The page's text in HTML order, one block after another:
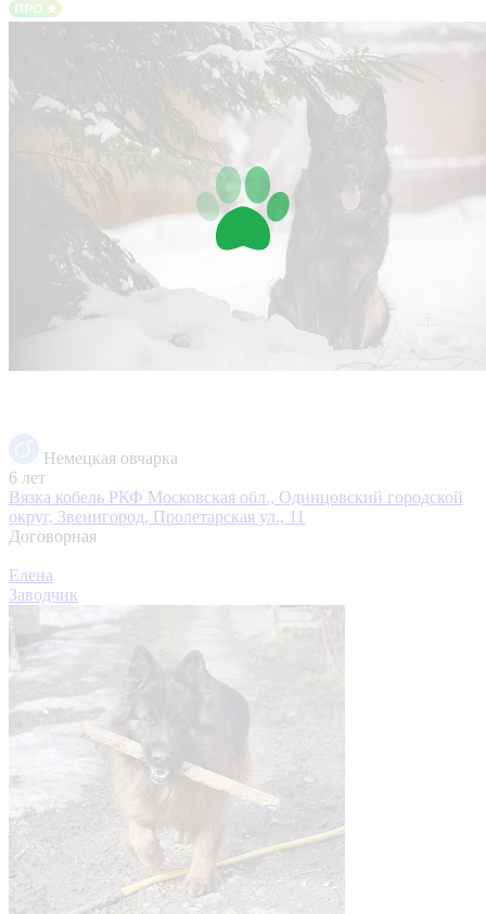
Немецкая овчарка
6 лет
Вязка кобель РКФ Московская обл., Одинцовский городской
округ, Звенигород, Пролетарская ул., 11
Договорная
Елена
Заводчик